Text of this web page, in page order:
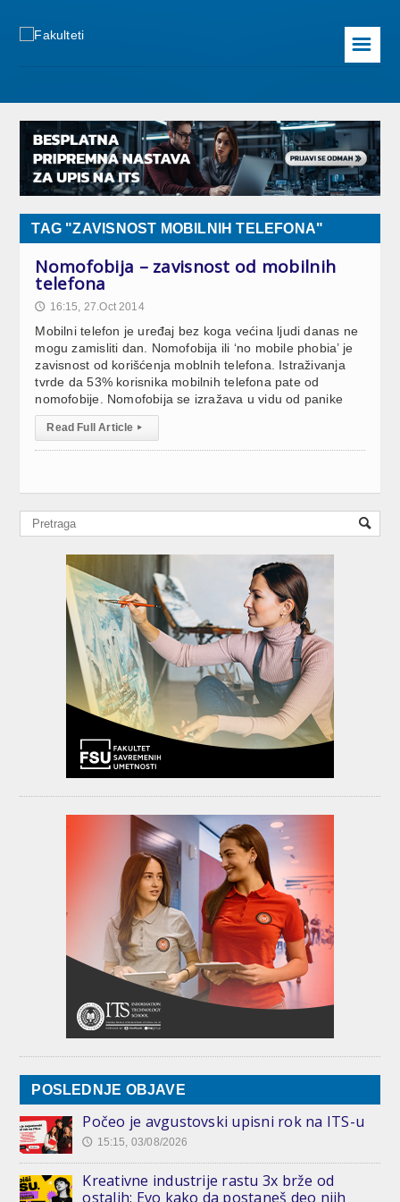
☰
TAG "ZAVISNOST MOBILNIH TELEFONA"
Nomofobija – zavisnost od mobilnih
telefona
🕔 16:15, 27.Oct 2014
Mobilni telefon je uređaj bez koga većina ljudi danas ne
mogu zamisliti dan. Nomofobija ili ‘no mobile phobia’ je
zavisnost od korišćenja moblnih telefona. Istraživanja
tvrde da 53% korisnika mobilnih telefona pate od
nomofobije. Nomofobija se izražava u vidu od panike
Read Full Article ▸
POSLEDNJE OBJAVE
Počeo je avgustovski upisni rok na ITS-u
🕔 15:15, 03/08/2026
Kreativne industrije rastu 3x brže od
ostalih: Evo kako da postaneš deo njih